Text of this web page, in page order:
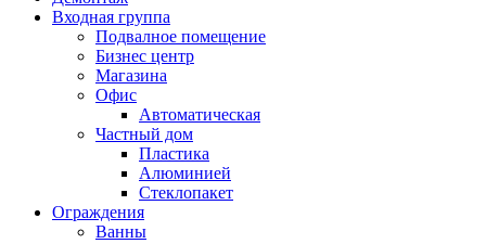
Входная группа
Подвалное помещение
Бизнес центр
Магазина
Офис
Автоматическая
Частный дом
Пластика
Алюминией
Стеклопакет
Ограждения
Ванны